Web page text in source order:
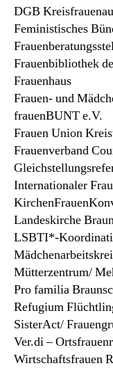
DGB
Feministisches
Frauenbibliothek
Frauenhaus
Frauen- und
frauenBUNT e.V.
Frauen Union
Frauenverband
Internationaler
Landeskirche
LSBTI*-
Mütterzentrum/
Pro familia
Refugium
SisterAct/
Ver.di –
Wirtschaftsfrauen